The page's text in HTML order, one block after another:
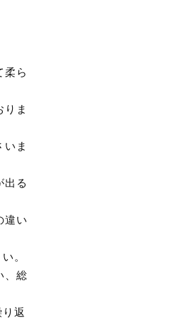
柔ら
ま
ま
出る
違い
。
、総
返